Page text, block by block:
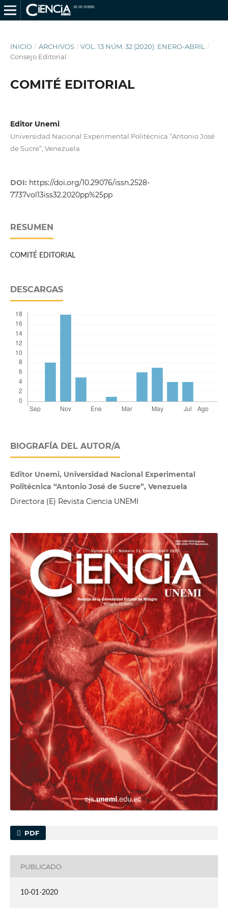
INICIO / ARCHIVOS / VOL. 13 NÚM. 32 (2020): ENERO-ABRIL
/
Consejo Editorial
COMITÉ EDITORIAL
Editor Unemi
Universidad Nacional Experimental Politécnica “Antonio José
de Sucre”, Venezuela
DOI: https://doi.org/10.29076/issn.2528-
7737vol13iss32.2020pp%25pp
RESUMEN
COMITÉ EDITORIAL
DESCARGAS
BIOGRAFÍA DEL AUTOR/A
Editor Unemi, Universidad Nacional Experimental
Politécnica “Antonio José de Sucre”, Venezuela
Directora (E) Revista Ciencia UNEMI
PDF
PUBLICADO
10-01-2020